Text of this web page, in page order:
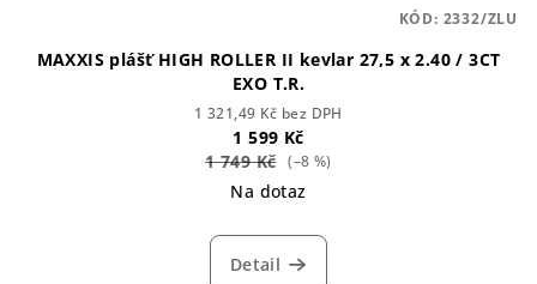
MAXXIS plášť HIGH ROLLER II kevlar 27,5 x 2.40 / 3CT
EXO T.R.
1 321,49 Kč bez DPH
1 599 Kč
1 749 Kč (–8 %)
Na dotaz
Detail
KÓD: 2332/ZLU